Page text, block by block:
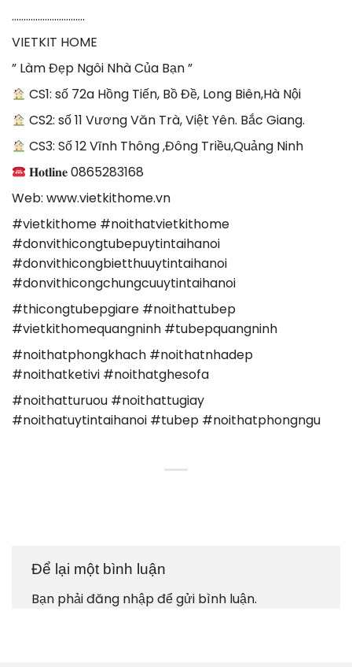
………………………….
VIETKIT HOME
” Làm Đẹp Ngôi Nhà Của Bạn ”
CS1: số 72a Hồng Tiến, Bồ Đề, Long Biên,Hà Nội
CS2: số 11 Vương Văn Trà, Việt Yên. Bắc Giang.
CS3: Số 12 Vĩnh Thông ,Đông Triều,Quảng Ninh
𝐇𝐨𝐭𝐥𝐢𝐧𝐞 0865283168
Web: www.vietkithome.vn
#vietkithome #noithatvietkithome
#donvithicongtubepuytintaihanoi
#donvithicongbietthuuytintaihanoi
#donvithicongchungcuuytintaihanoi
#thicongtubepgiare #noithattubep
#vietkithomequangninh #tubepquangninh
#noithatphongkhach #noithatnhadep
#noithatketivi #noithatghesofa
#noithatturuou #noithattugiay
#noithatuytintaihanoi #tubep #noithatphongngu
Để lại một bình luận
Bạn phảiđăng nhậpđể gửi bình luận.